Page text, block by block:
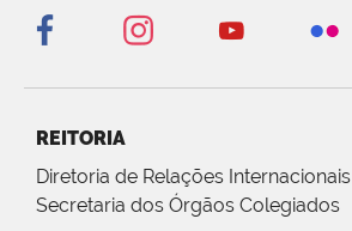
REITORIA
Diretoria de Relações Internacionais
Secretaria dos Órgãos Colegiados